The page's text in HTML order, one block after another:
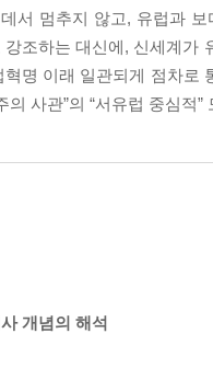
데서 멈추지 않고, 유럽과
조하는 대신에, 신세계가
명 이래 일관되게 점차로
의 사관”의 “서유럽 중심
개념의 해석